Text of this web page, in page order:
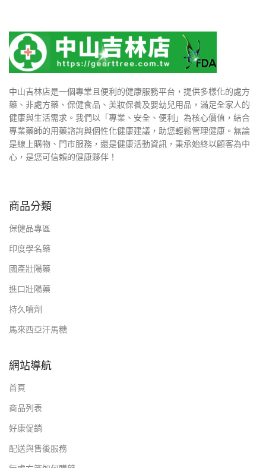
中山吉林店是一個專業且便利的健康服務平台，提供多樣化的處方
藥、非處方藥、保健食品、美妝保養及嬰幼兒用品，滿足全家人的
健康與生活需求。我們以「專業、安全、便利」為核心價值，結合
專業藥師的用藥諮詢與個性化健康建議，助您輕鬆管理健康。無論
是線上購物、門市服務，還是健康活動資訊，秉承始終以顧客為中
心，是您可信賴的健康夥伴！
商品分類
保健品專區
印度學名藥
國產壯陽藥
進口壯陽藥
持久噴劑
馬來西亞汗馬糖
網站導航
首頁
商品列表
好康促銷
配送與售後服務